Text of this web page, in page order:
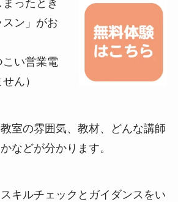
ったとき
ン」がお
こい営業電
ん）
教室の雰囲気、教材、どんな講師
かなどが分かります。
スキルチェックとガイダンスをい